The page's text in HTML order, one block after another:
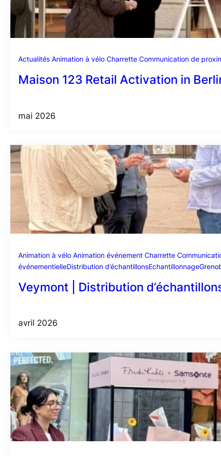
Actualités Animation à vélo Charrette Communication de
Maison 123 Retail Activation in
mai 2026
Animation à vélo Animation événement Charrette
événementielleDistribution d’échantillonsEchantillonnage
Veymont | Distribution
avril 2026